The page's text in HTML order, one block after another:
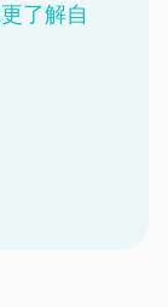
了解自